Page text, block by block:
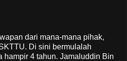
dari mana-mana pihak,
Di sini bermulalah
hampir 4 tahun. Jamaluddin Bin